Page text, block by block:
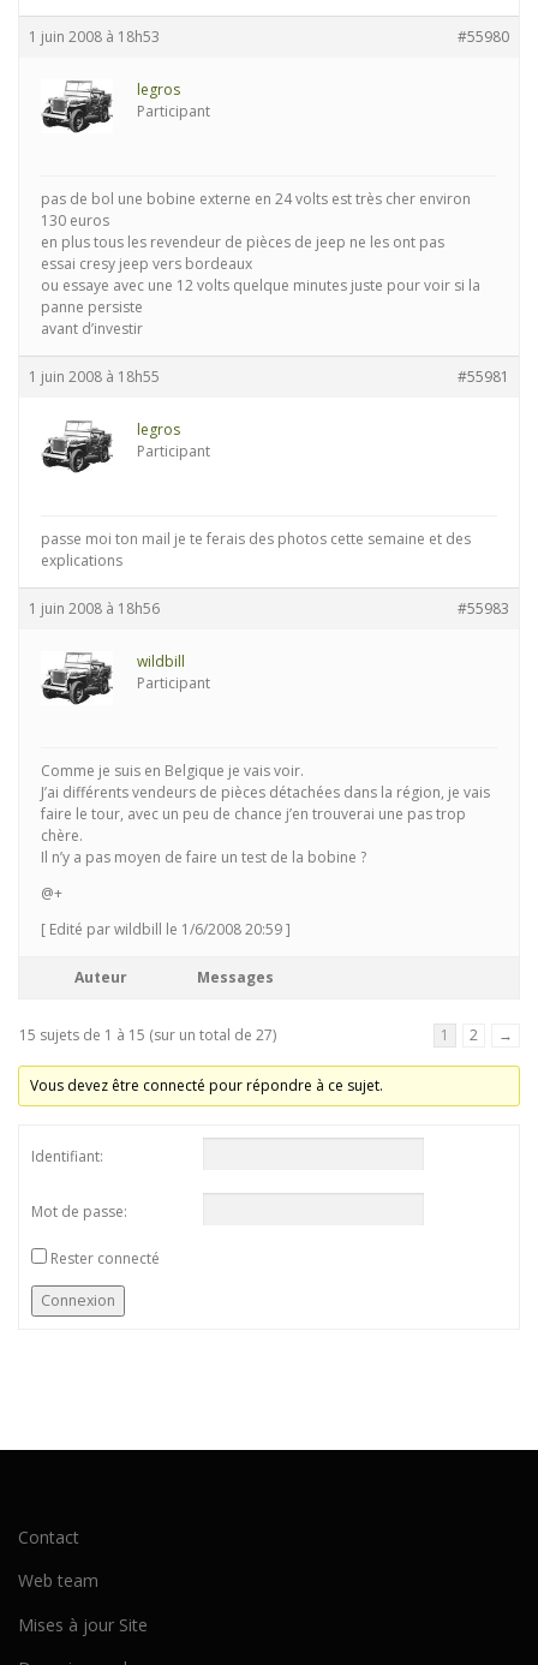
1 juin 2008 à 18h53 #55980
legros
Participant
pas de bol une bobine externe en 24 volts est très cher environ
130 euros
en plus tous les revendeur de pièces de jeep ne les ont pas
essai cresy jeep vers bordeaux
ou essaye avec une 12 volts quelque minutes juste pour voir si la
panne persiste
avant d’investir
1 juin 2008 à 18h55 #55981
legros
Participant
passe moi ton mail je te ferais des photos cette semaine et des
explications
1 juin 2008 à 18h56 #55983
wildbill
Participant
Comme je suis en Belgique je vais voir.
J’ai différents vendeurs de pièces détachées dans la région, je vais
faire le tour, avec un peu de chance j’en trouverai une pas trop
chère.
Il n’y a pas moyen de faire un test de la bobine ?
@+
[ Edité par wildbill le 1/6/2008 20:59 ]
Auteur Messages
15 sujets de 1 à 15 (sur un total de 27) 1 2 →
Vous devez être connecté pour répondre à ce sujet.
Identifiant:
Mot de passe:
Rester connecté
Connexion
Contact
Web team
Mises à jour Site